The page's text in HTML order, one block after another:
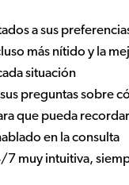
a sus
más nítido y la
situación
sus preguntas sobre
que pueda
en la consulta
7 muy intuitiva,